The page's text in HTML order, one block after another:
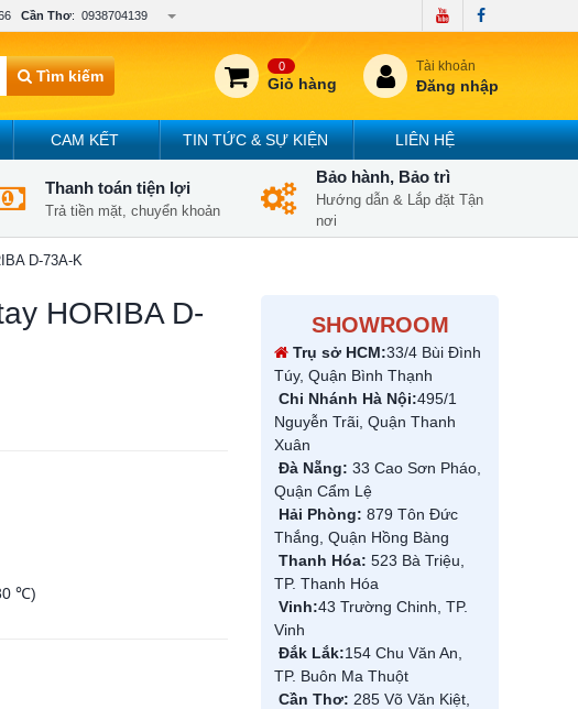
Cần Thơ: 0938704139
Tìm kiếm
0
Giỏ hàng
Tài khoản
Đăng nhập
CAM KẾT TIN TỨC & SỰ KIỆN LIÊN HỆ
Thanh toán tiện lợi
Trả tiền mặt, chuyển khoản
Bảo hành, Bảo trì
Hướng dẫn & Lắp đặt Tận
nơi
D-73A-K
HORIBA D-
℃)
SHOWROOM
Trụ sở HCM:33/4 Bùi Đình
Túy, Quận Bình Thạnh
Chi Nhánh Hà Nội:495/1
Nguyễn Trãi, Quận Thanh
Xuân
Đà Nẵng: 33 Cao Sơn Pháo,
Quận Cẩm Lệ
Hải Phòng: 879 Tôn Đức
Thắng, Quận Hồng Bàng
Thanh Hóa: 523 Bà Triệu,
TP. Thanh Hóa
Vinh:43 Trường Chinh, TP.
Vinh
Đắk Lắk:154 Chu Văn An,
TP. Buôn Ma Thuột
Cần Thơ: 285 Võ Văn Kiệt,